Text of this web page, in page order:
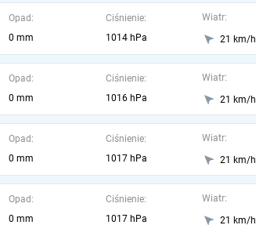
Opad:
0 mm
Ciśnienie:
1014 hPa
Wiatr:
21 km/h
Opad:
0 mm
Ciśnienie:
1016 hPa
Wiatr:
21 km/h
Opad:
0 mm
Ciśnienie:
1017 hPa
Wiatr:
21 km/h
Opad:
0 mm
Ciśnienie:
1017 hPa
Wiatr:
21 km/h